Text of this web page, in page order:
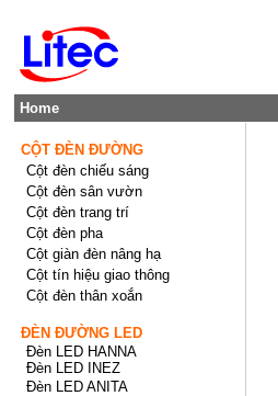
Home
CỘT ĐÈN ĐƯỜNG
Cột đèn chiếu sáng
Cột đèn sân vườn
Cột đèn trang trí
Cột đèn pha
Cột giàn đèn nâng hạ
Cột tín hiệu giao thông
Cột đèn thân xoắn
ĐÈN ĐƯỜNG LED
Đèn LED HANNA
Đèn LED INEZ
Đèn LED ANITA